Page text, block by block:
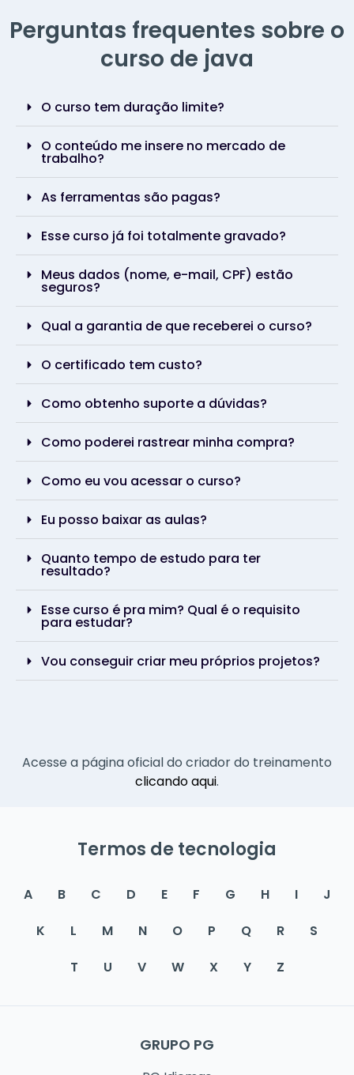
Perguntas frequentes sobre o
curso de java
O curso tem duração limite?
O conteúdo me insere no mercado de
trabalho?
As ferramentas são pagas?
Esse curso já foi totalmente gravado?
Meus dados (nome, e-mail, CPF) estão
seguros?
Qual a garantia de que receberei o curso?
O certificado tem custo?
Como obtenho suporte a dúvidas?
Como poderei rastrear minha compra?
Como eu vou acessar o curso?
Eu posso baixar as aulas?
Quanto tempo de estudo para ter
resultado?
Esse curso é pra mim? Qual é o requisito
para estudar?
Vou conseguir criar meu próprios projetos?
Acesse a página oficial do criador do treinamento
clicando aqui.
Termos de tecnologia
A B C D E F G H I
J
K
L M N O P Q R
S
T
U V W X Y Z
GRUPO PG